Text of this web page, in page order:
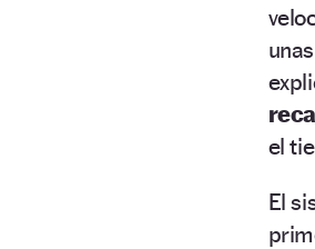
el
El